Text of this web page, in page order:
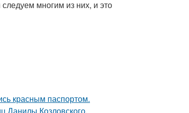
многим из них, и это
красным паспортом.
Данилы Козловского.